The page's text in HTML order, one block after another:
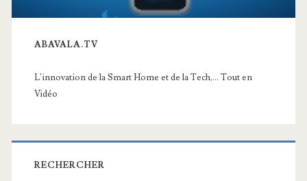
ABAVALA.TV
L'innovation de la Smart Home et de la Tech,... Tout en
Vidéo
RECHERCHER